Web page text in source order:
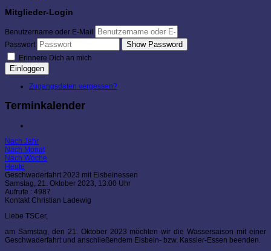
Mitglieder-Login
Benutzername oder E-Mail
Passwort
Show Password
Erinnere Dich an mich
Einloggen
Zugangsdaten vergessen?
Terminkalender
Nach Jahr
Nach Monat
Nach Woche
Heute
Geschwaderfahrt 2023 mit Eisbeinessen
Samstag, 21. Oktober 2023, 13:00 Uhr
Aufrufe : 4987
Kontakt Christian Ladewig
Liebe TSCer,
am Samstag, den 21. Oktober 2023 möchten wir die Wassersaison mit einer
Geschwaderfahrt und anschließendem Eisbein- bzw. Kassler-Essen beenden.